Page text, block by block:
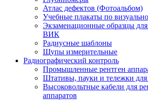
Атлас дефектов (Фотоальбом)
Учебные плакаты по
Экзаменационные образцы для
ВИК
Радиусные шаблоны
Щупы измерительные
Радиографический контроль
Промышленные рентген
Штативы, пауки и тележки для
Высоковольтные кабели для
аппаратов